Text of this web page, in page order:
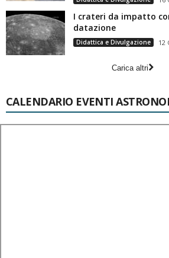
I crateri da impatto
datazione
Didattica e Divulgazione 12
Carica altri
CALENDARIO EVENTI